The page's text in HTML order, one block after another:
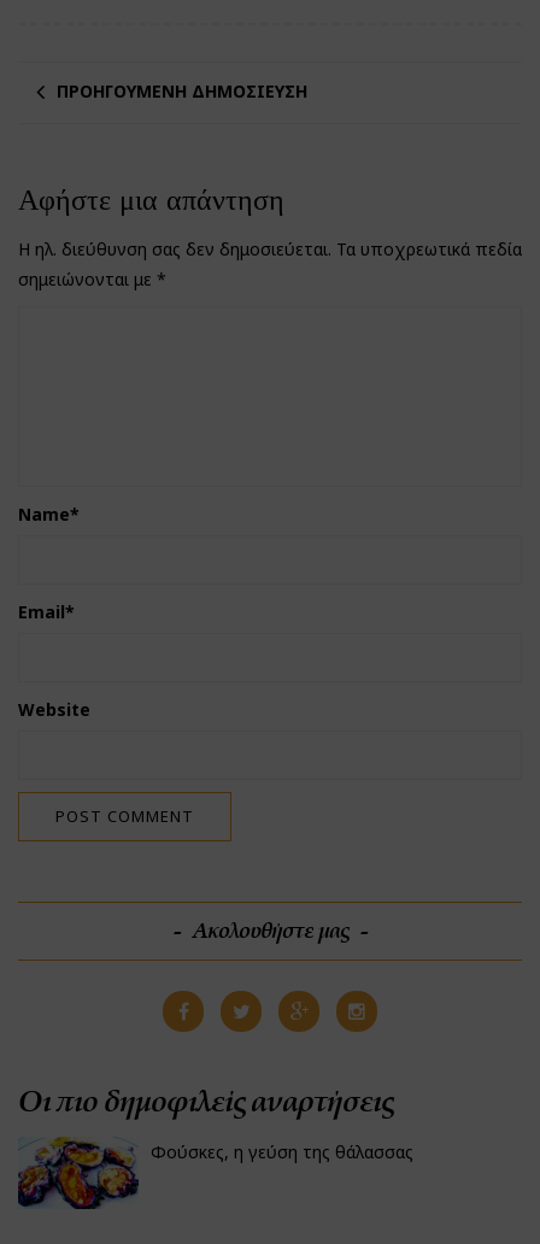
ΠΡΟΗΓΟΎΜΕΝΗ ΔΗΜΟΣΊΕΥΣΗ
Αφήστε μια απάντηση
Η ηλ. διεύθυνση σας δεν δημοσιεύεται. Τα υποχρεωτικά πεδία
σημειώνονται με *
Name*
Email*
Website
Ακολουθήστε μας
Οι πιο δημοφιλείς αναρτήσεις
Φούσκες, η γεύση της θάλασσας